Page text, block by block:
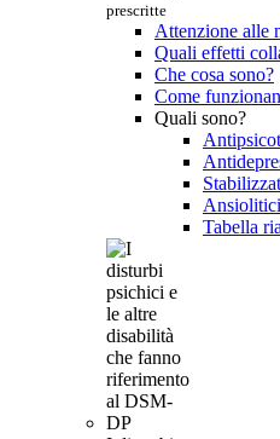
prescritte
Attenzione alle
Quali effetti
Che cosa sono?
Come
Quali sono?
Tabella